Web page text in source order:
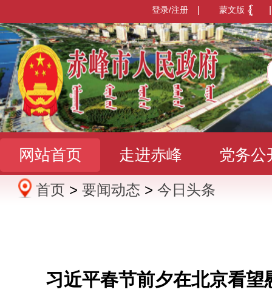
蒙文版
登录/注册
网站首页 走进赤峰 党务公
办事服务 政民互动
首页 > 要闻动态 > 今日头条
习近平春节前夕在北京看望